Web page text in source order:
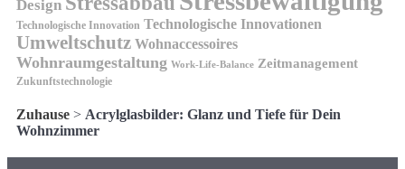
Design
Technologische Innovation Technologische Innovationen
Umweltschutz Wohnaccessoires
Wohnraumgestaltung Work-Life-Balance Zeitmanagement
Zukunftstechnologie
Zuhause > Acrylglasbilder: Glanz und Tiefe für Dein
Wohnzimmer